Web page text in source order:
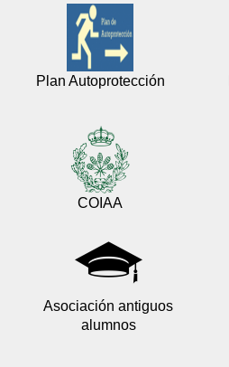
Plan Autoprotección
COIAA
Asociación antiguos
alumnos